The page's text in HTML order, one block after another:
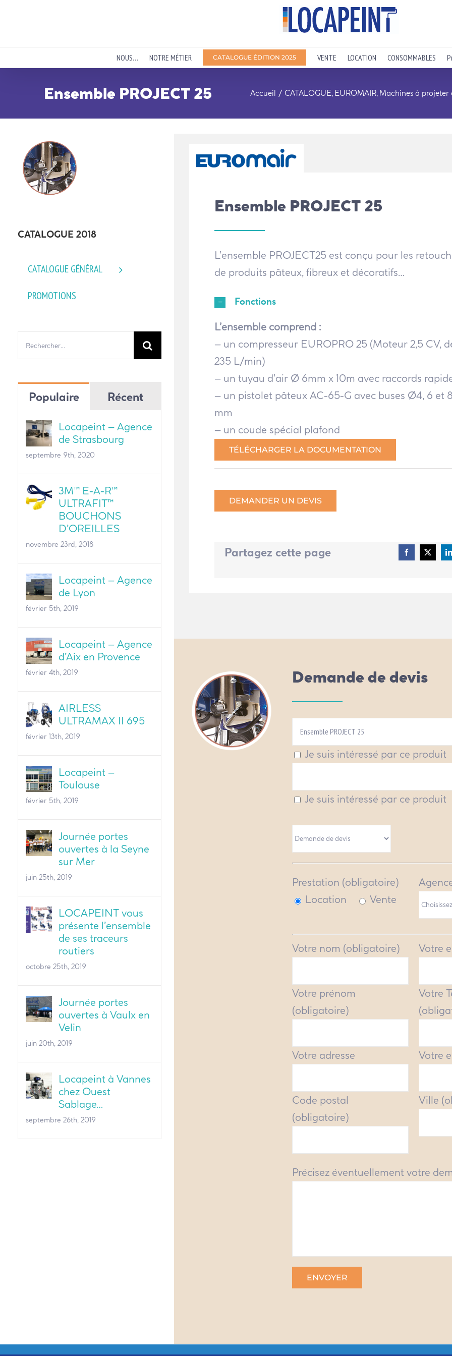
NOUS… NOTRE MÉTIER CATALOGUE ÉDITION 2025 VENTE LOCATION CONSOMMABLES
Ensemble PROJECT 25 Accueil CATALOGUE EUROMAIR Machines à projeter
Ensemble PROJECT 25
L’ensemble PROJECT25 est conçu pour les
de produits pâteux, fibreux et décoratifs…
Fonctions
L’ensemble comprend :
– un compresseur EUROPRO 25 (Moteur 2,5 CV,
235 L/min)
– un tuyau d’air Ø 6mm x 10m avec raccords
– un pistolet pâteux AC-65-G avec buses Ø4, 6 et 8
mm
– un coude spécial plafond
TÉLÉCHARGER LA DOCUMENTATION
DEMANDER UN DEVIS
Partagez cette page
Demande de devis
Je suis intéressé par ce produit
Je suis intéressé par ce produit
Prestation (obligatoire)
Location
Vente
Votre nom (obligatoire)
Votre prénom
(obligatoire)
Votre adresse
Code postal
(obligatoire)
Votre
Votre
Votre
Ville
Précisez éventuellement votre
CATALOGUE 2018
CATALOGUE GÉNÉRAL
PROMOTIONS
Populaire Récent
Locapeint – Agence
de Strasbourg
septembre 9th, 2020
3M™ E-A-R™
ULTRAFIT™
BOUCHONS
D’OREILLES
novembre 23rd, 2018
Locapeint – Agence
de Lyon
février 5th, 2019
Locapeint – Agence
d’Aix en Provence
février 4th, 2019
AIRLESS
ULTRAMAX II 695
février 13th, 2019
Locapeint –
Toulouse
février 5th, 2019
Journée portes
ouvertes à la Seyne
sur Mer
juin 25th, 2019
LOCAPEINT vous
présente l’ensemble
de ses traceurs
routiers
octobre 25th, 2019
Journée portes
ouvertes à Vaulx en
Velin
juin 20th, 2019
Locapeint à Vannes
chez Ouest
Sablage…
septembre 26th, 2019